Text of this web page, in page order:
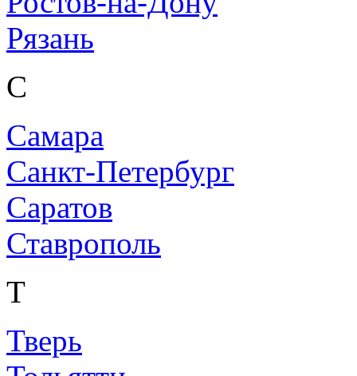
Рязань
С
Самара
Санкт-Петербург
Саратов
Ставрополь
Т
Тверь